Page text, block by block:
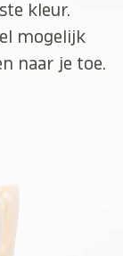
kleur.
mogelijk
naar je toe.